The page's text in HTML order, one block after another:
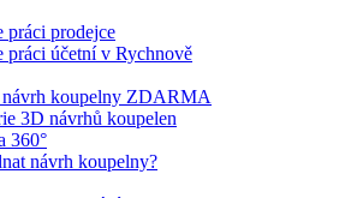
práci prodejce
práci účetní v Rychnově
koupelny ZDARMA
3D návrhů koupelen
360°
návrh koupelny?